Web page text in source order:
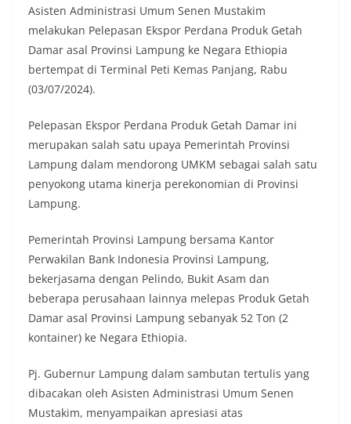
Asisten Administrasi Umum Senen Mustakim
melakukan Pelepasan Ekspor Perdana Produk Getah
Damar asal Provinsi Lampung ke Negara Ethiopia
bertempat di Terminal Peti Kemas Panjang, Rabu
(03/07/2024).
Pelepasan Ekspor Perdana Produk Getah Damar ini
merupakan salah satu upaya Pemerintah Provinsi
Lampung dalam mendorong UMKM sebagai salah satu
penyokong utama kinerja perekonomian di Provinsi
Lampung.
Pemerintah Provinsi Lampung bersama Kantor
Perwakilan Bank Indonesia Provinsi Lampung,
bekerjasama dengan Pelindo, Bukit Asam dan
beberapa perusahaan lainnya melepas Produk Getah
Damar asal Provinsi Lampung sebanyak 52 Ton (2
kontainer) ke Negara Ethiopia.
Pj. Gubernur Lampung dalam sambutan tertulis yang
dibacakan oleh Asisten Administrasi Umum Senen
Mustakim, menyampaikan apresiasi atas